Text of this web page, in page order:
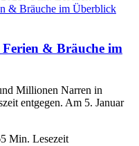
& Bräuche im
Millionen Narren in
entgegen. Am 5. Januar
5 Min. Lesezeit